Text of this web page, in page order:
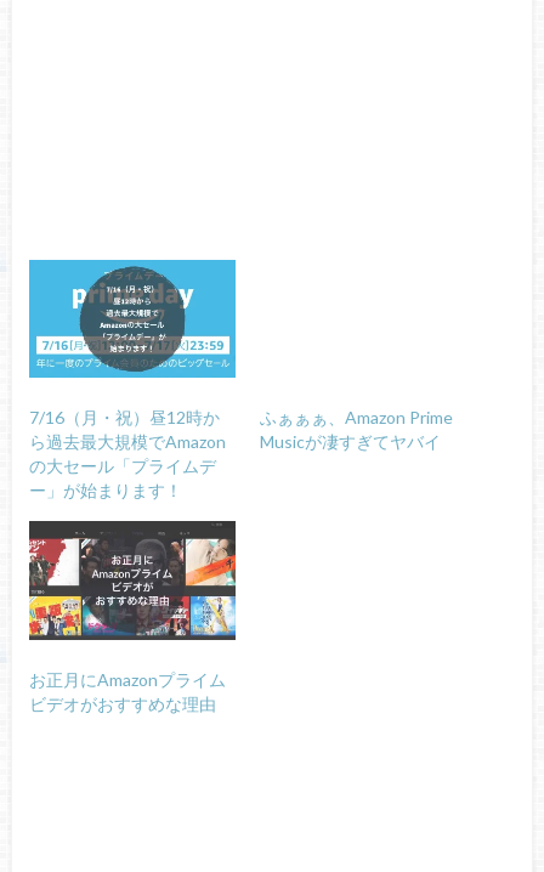
7/16（月・祝）昼12時か
ら過去最大規模でAmazon
の大セール「プライムデ
ー」が始まります！
ふぁぁぁ、Amazon Prime
Musicが凄すぎてヤバイ
お正月にAmazonプライム
ビデオがおすすめな理由